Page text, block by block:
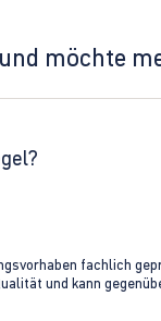
möchte
fachlich
und kann